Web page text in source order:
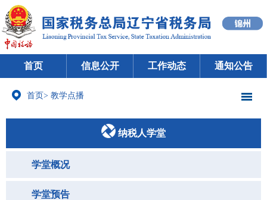
首页 信息公开 工作动态 通知公告
首页> 教学点播
纳税人学堂
学堂概况
学堂预告